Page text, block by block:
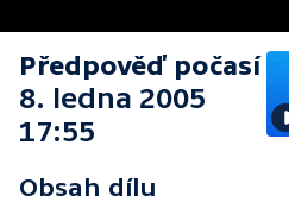
Předpověď počasí
8. ledna 2005
17:55
Obsah dílu